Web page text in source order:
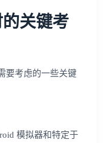
关键考
要考虑的一些关键
模拟器和特定于